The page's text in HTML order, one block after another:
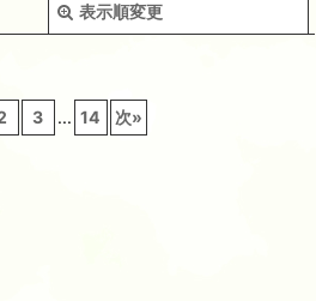
表示順変更
3 ... 14 次»